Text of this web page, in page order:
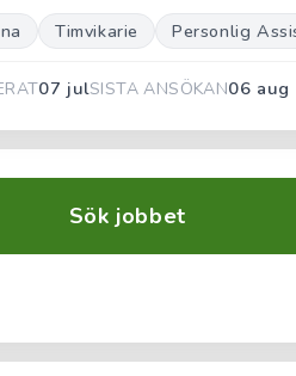
Timvikarie Personlig
07 julSISTA ANSÖKAN06 aug
Sök jobbet